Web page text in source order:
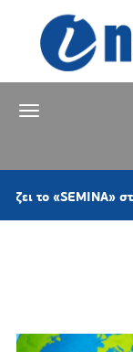
στον